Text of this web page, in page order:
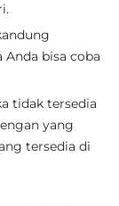
bisa coba
tidak tersedia
yang
tersedia di